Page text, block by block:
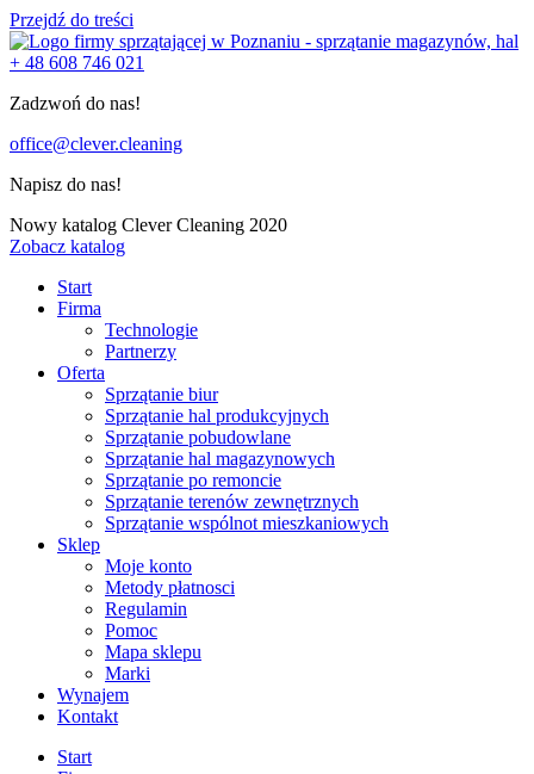
Przejdź do treści
+ 48 608 746 021
Zadzwoń do nas!
office@clever.cleaning
Napisz do nas!
Nowy katalog Clever Cleaning 2020
Zobacz katalog
Start
Firma
Technologie
Partnerzy
Oferta
Sprzątanie biur
Sprzątanie hal produkcyjnych
Sprzątanie pobudowlane
Sprzątanie hal magazynowych
Sprzątanie po remoncie
Sprzątanie terenów zewnętrznych
Sprzątanie wspólnot mieszkaniowych
Sklep
Moje konto
Metody płatnosci
Regulamin
Pomoc
Mapa sklepu
Marki
Wynajem
Kontakt
Start